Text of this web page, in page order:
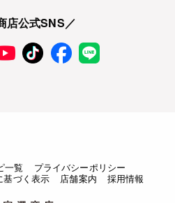
店公式SNS／
一覧
プライバシーポリシー
基づく表示
店舗案内 採用情報